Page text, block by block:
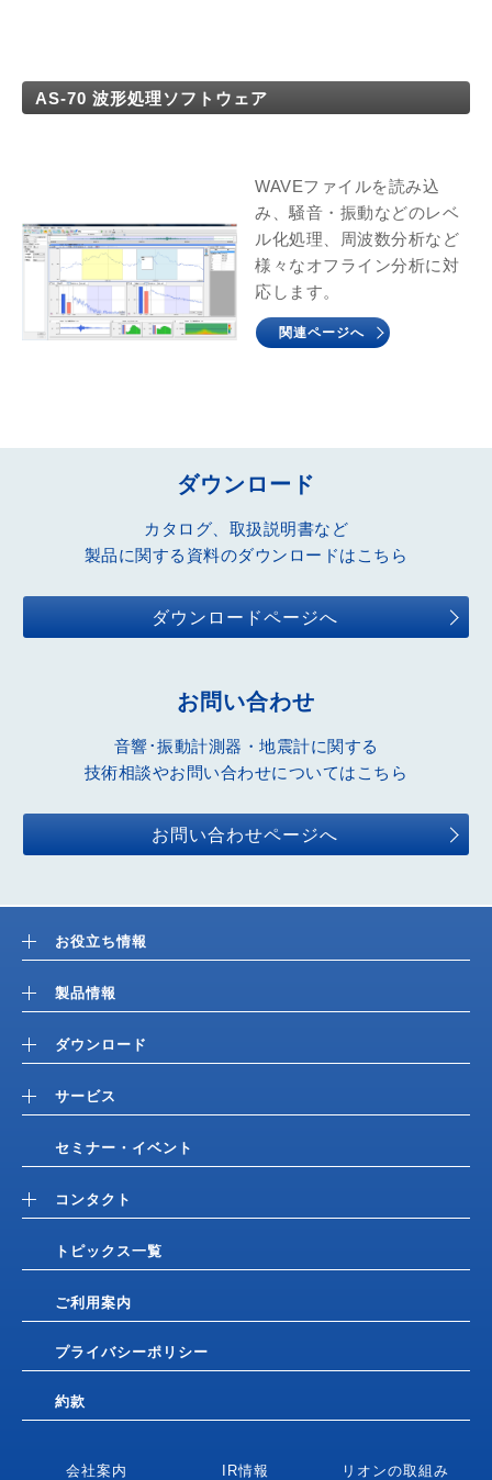
AS-70 波形処理ソフトウェア
WAVEファイルを読み込
み、騒音・振動などのレベ
ル化処理、周波数分析など
様々なオフライン分析に対
応します。
関連ページへ
ダウンロード
カタログ、取扱説明書など
製品に関する資料のダウンロードはこちら
ダウンロードページへ
お問い合わせ
音響･振動計測器・地震計に関する
技術相談やお問い合わせについてはこちら
お問い合わせページへ
お役立ち情報
製品情報
ダウンロード
サービス
セミナー・イベント
コンタクト
トピックス一覧
ご利用案内
プライバシーポリシー
約款
会社案内 IR情報 リオンの取組み